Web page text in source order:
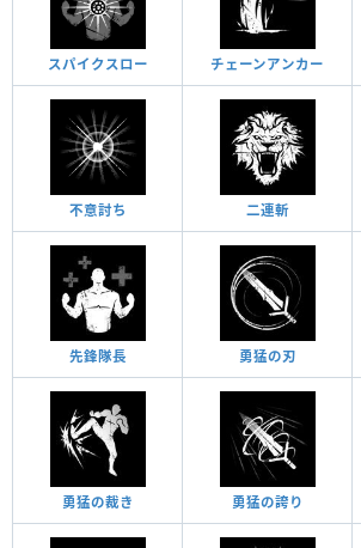
スパイクスロー チェーンアンカー
不意討ち 二連斬
先鋒隊長 勇猛の刃
勇猛の裁き 勇猛の誇り